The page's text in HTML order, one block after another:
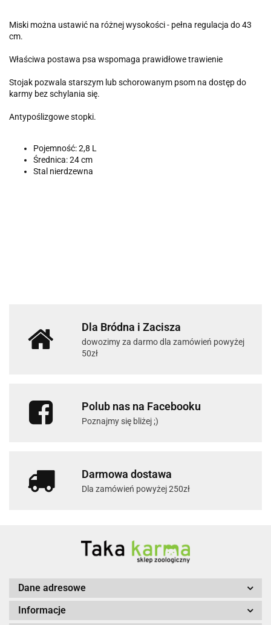
Miski można ustawić na różnej wysokości - pełna regulacja do 43
cm.
Właściwa postawa psa wspomaga prawidłowe trawienie
Stojak pozwala starszym lub schorowanym psom na dostęp do
karmy bez schylania się.
Antypoślizgowe stopki.
Pojemność: 2,8 L
Średnica: 24 cm
Stal nierdzewna
Dla Bródna i Zacisza
dowozimy za darmo dla zamówień powyżej
50zł
Polub nas na Facebooku
Poznajmy się bliżej ;)
Darmowa dostawa
Dla zamówień powyżej 250zł
Dane adresowe
Informacje